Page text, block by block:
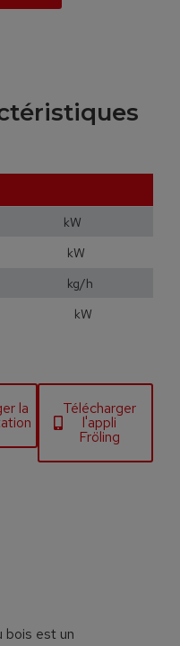
la Télécharger
l'appli
Fröling
kW
kW
kg/h
kW
bois est un